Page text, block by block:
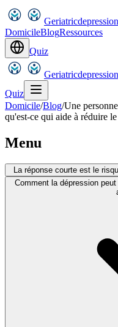
DomicileBlogRessources
Quiz
Quiz
Domicile/Blog/Une
qu'est-ce qui aide à réduire
Menu
La réponse courte est le
Comment la dépression